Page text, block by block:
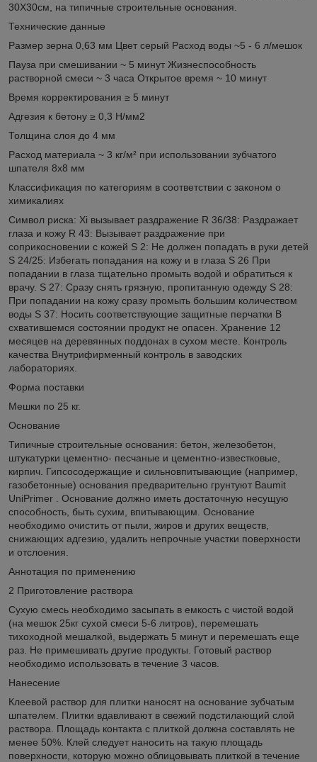
30Х30см, на типичные строительные основания.
Технические данные
Размер зерна 0,63 мм Цвет серый Расход воды ~5 - 6 л/мешок
Пауза при смешивании ~ 5 минут Жизнеспособность
растворной смеси ~ 3 часа Открытое время ~ 10 минут
Время корректирования ≥ 5 минут
Адгезия к бетону ≥ 0,3 Н/мм2
Толщина слоя до 4 мм
Расход материала ~ 3 кг/м² при использовании зубчатого
шпателя 8x8 мм
Классификация по категориям в соответствии с законом о
химикалиях
Символ риска: Xi вызывает раздражение R 36/38: Раздражает
глаза и кожу R 43: Вызывает раздражение при
соприкосновении с кожей S 2: Не должен попадать в руки детей
S 24/25: Избегать попадания на кожу и в глаза S 26 При
попадании в глаза тщательно промыть водой и обратиться к
врачу. S 27: Сразу снять грязную, пропитанную одежду S 28:
При попадании на кожу сразу промыть большим количеством
воды S 37: Носить соответствующие защитные перчатки В
схватившемся состоянии продукт не опасен. Хранение 12
месяцев на деревянных поддонах в сухом месте. Контроль
качества Внутрифирменный контроль в заводских
лабораториях.
Форма поставки
Мешки по 25 кг.
Основание
Типичные строительные основания: бетон, железобетон,
штукатурки цементно- песчаные и цементно-известковые,
кирпич. Гипсосодержащие и сильновпитывающие (например,
газобетонные) основания предварительно грунтуют Baumit
UniPrimer . Основание должно иметь достаточную несущую
способность, быть сухим, впитывающим. Основание
необходимо очистить от пыли, жиров и других веществ,
снижающих адгезию, удалить непрочные участки поверхности
и отслоения.
Аннотация по применению
2 Приготовление раствора
Сухую смесь необходимо засыпать в емкость с чистой водой
(на мешок 25кг сухой смеси 5-6 литров), перемешать
тихоходной мешалкой, выдержать 5 минут и перемешать еще
раз. Не примешивать другие продукты. Готовый раствор
необходимо использовать в течение 3 часов.
Нанесение
Клеевой раствор для плитки наносят на основание зубчатым
шпателем. Плитки вдавливают в свежий подстилающий слой
раствора. Площадь контакта с плиткой должна составлять не
менее 50%. Клей следует наносить на такую площадь
поверхности, которую можно облицовывать плиткой в течение